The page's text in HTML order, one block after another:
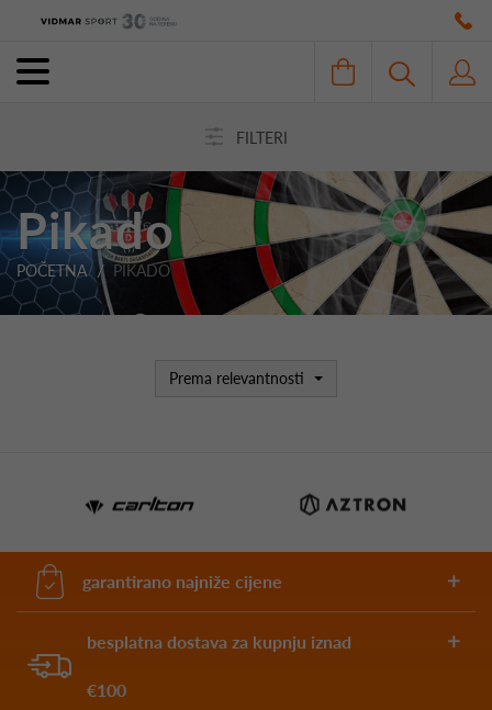
FILTERI
Pikado
POČETNA PIKADO
Prema relevantnosti
garantirano najniže cijene
besplatna dostava za kupnju iznad
€100